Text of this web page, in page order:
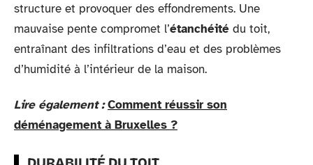
structure et provoquer des effondrements. Une
mauvaise pente compromet l’étanchéité du toit,
entraînant des infiltrations d’eau et des problèmes
d’humidité à l’intérieur de la maison.
Lire également : Comment réussir son
déménagement à Bruxelles ?